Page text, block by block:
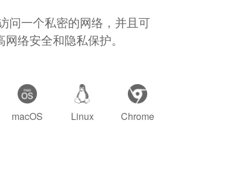
问一个私密的网络，并且可
络安全和隐私保护。
macOS Linux Chrome